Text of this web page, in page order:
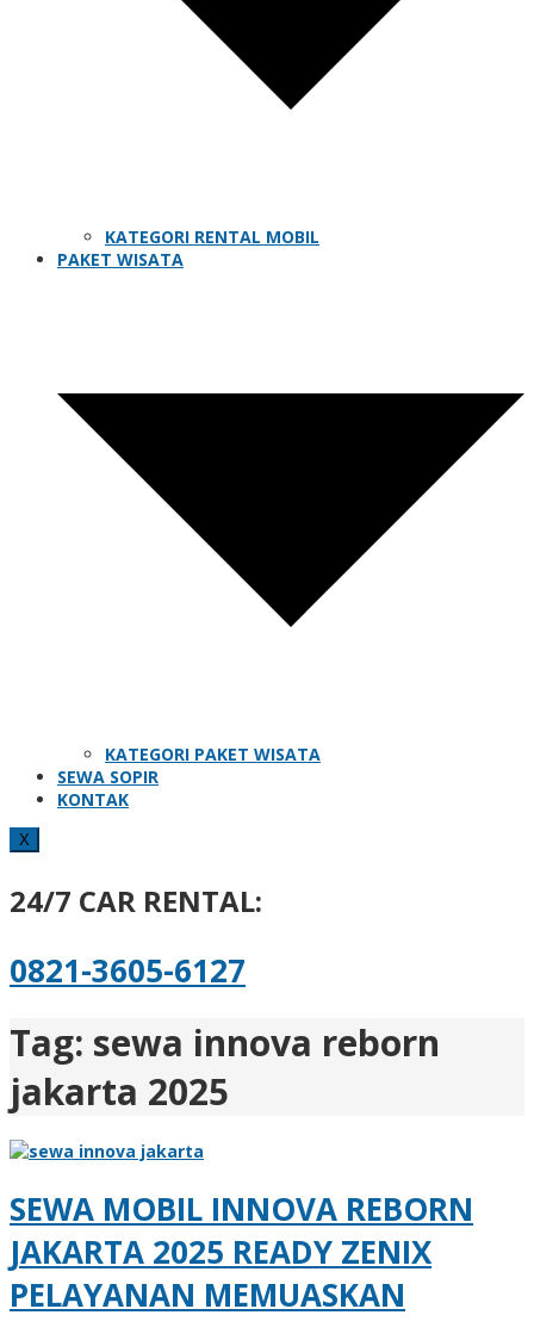
KATEGORI RENTAL MOBIL
PAKET WISATA
KATEGORI PAKET WISATA
SEWA SOPIR
KONTAK
X
24/7 CAR RENTAL:
0821-3605-6127
Tag: sewa innova reborn
jakarta 2025
SEWA MOBIL INNOVA REBORN
JAKARTA 2025 READY ZENIX
PELAYANAN MEMUASKAN